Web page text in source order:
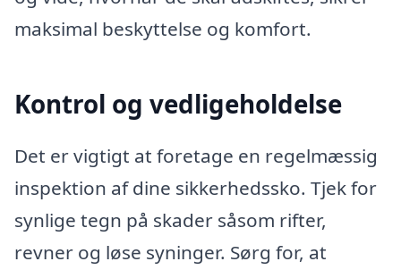
maksimal beskyttelse og komfort.
Kontrol og vedligeholdelse
Det er vigtigt at foretage en regelmæssig
inspektion af dine sikkerhedssko. Tjek for
synlige tegn på skader såsom rifter,
revner og løse syninger. Sørg for, at